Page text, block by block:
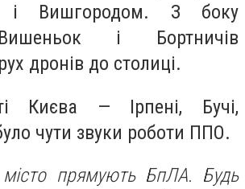
і Вишгородом. З боку
і Бортничів
дронів до столиці.
Києва — Ірпені, Бучі,
чути звуки роботи ППО.
прямують БпЛА. Будь